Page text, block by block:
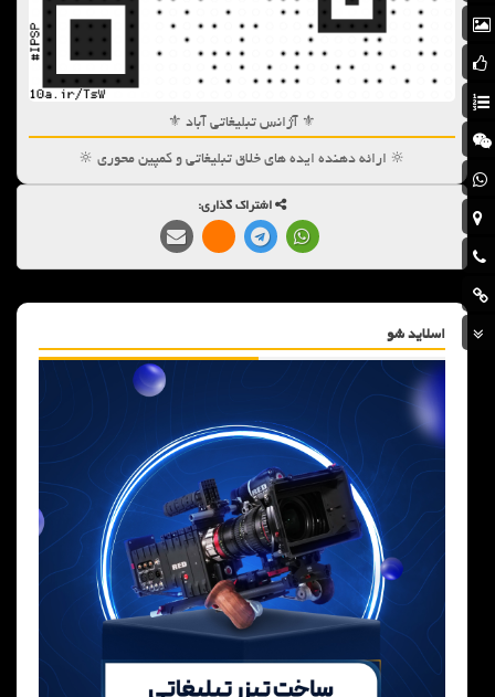
⚜️ آژانس تبلیغاتی آباد ⚜️
🔆 ارائه دهنده ایده های خلاق تبلیغاتی و کمپین محوری 🔆
اشتراک گذاری:
اسلاید شو